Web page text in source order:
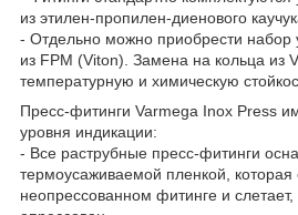
из этилен-пропилен-диенового
- Отдельно можно приобрести набор
из FPM (Viton). Замена на кольца из
температурную и химическую
Пресс-фитинги Varmega Inox Press
уровня индикации:
- Все раструбные пресс-фитинги
термоусаживаемой пленкой, которая
неопрессованном фитинге и